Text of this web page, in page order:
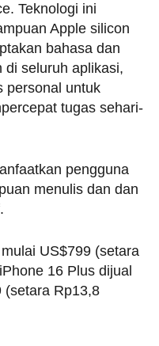
Teknologi ini
Apple silicon
bahasa dan
di seluruh aplikasi,
personal untuk
tugas sehari-
pengguna
menulis dan dan
US$799 (setara
16 Plus dijual
(setara Rp13,8